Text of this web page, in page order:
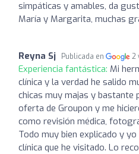
simpáticas y amables, da
María y Margarita, muchas
Reyna Sj Publicada en 2
Experiencia fantástica: Mi
clínica y la verdad he salido
chicas muy majas y bastante
oferta de Groupon y me
como revisión médica,
Todo muy bien explicado y
clínica que he visitado. Lo